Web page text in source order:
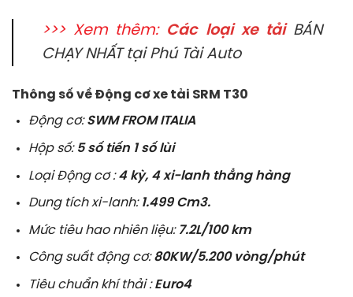
>>> Xem thêm: Các loại xe tảiBÁN
CHẠY NHẤT tại Phú Tài Auto
Thông số về Động cơ xe tải SRM T30
Động cơ:SWM FROM ITALIA
Hộp số: 5 số tiến 1 số lùi
Loại Động cơ :4 kỳ, 4 xi-lanh thẳng hàng
Dung tích xi-lanh: 1.499 Cm3.
Mức tiêu hao nhiên liệu: 7.2L/100 km
Công suất động cơ:80KW/5.200 vòng/phút
Tiêu chuẩn khí thải :Euro4